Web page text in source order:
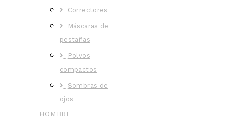
Correctores
Máscaras de
pestañas
Polvos
compactos
Sombras de
ojos
HOMBRE